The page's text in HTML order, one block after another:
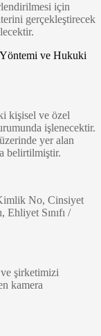
için
gerçekleştirecek
ve Hukuki
kişisel ve özel
işlenecektir.
yer alan
belirtilmiştir.
No, Cinsiyet
Sınıfı /
şirketimizi
kamera